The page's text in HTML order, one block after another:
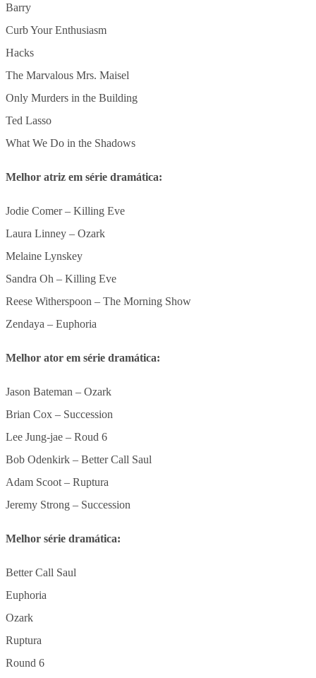
Barry
Curb Your Enthusiasm
Hacks
The Marvalous Mrs. Maisel
Only Murders in the Building
Ted Lasso
What We Do in the Shadows
Melhor atriz em série dramática:
Jodie Comer – Killing Eve
Laura Linney – Ozark
Melaine Lynskey
Sandra Oh – Killing Eve
Reese Witherspoon – The Morning Show
Zendaya – Euphoria
Melhor ator em série dramática:
Jason Bateman – Ozark
Brian Cox – Succession
Lee Jung-jae – Roud 6
Bob Odenkirk – Better Call Saul
Adam Scoot – Ruptura
Jeremy Strong – Succession
Melhor série dramática:
Better Call Saul
Euphoria
Ozark
Ruptura
Round 6